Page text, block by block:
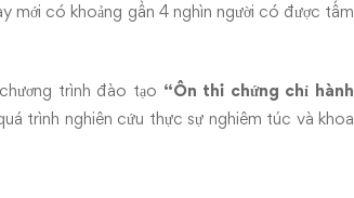
mới có khoảng gần 4 nghìn người có được tấm
trình đào tạo “Ôn thi chứng chỉ hành
trình nghiên cứu thực sự nghiêm túc và khoa